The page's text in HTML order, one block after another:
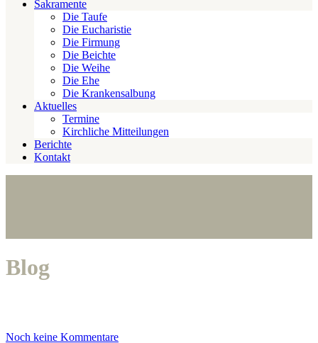
Sakramente
Die Taufe
Die Eucharistie
Die Firmung
Die Beichte
Die Weihe
Die Ehe
Die Krankensalbung
Aktuelles
Termine
Kirchliche Mitteilungen
Berichte
Kontakt
Blog
Noch keine Kommentare